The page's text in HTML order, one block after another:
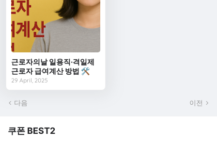
근로자의날 일용직·격일제
근로자 급여계산 방법 🛠️
29 April, 2025
다음 이전
쿠폰 BEST2